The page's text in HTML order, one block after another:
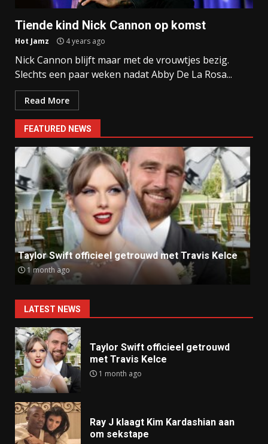
Tiende kind Nick Cannon op komst
Hot Jamz 4 years ago
Nick Cannon blijft maar met de vrouwtjes bezig.
Slechts een paar weken nadat Abby De La Rosa...
Read More
FEATURED NEWS
Ray J klaagt Kim Kardashian aan om sekstape
9 months ago
LATEST NEWS
Taylor Swift officieel getrouwd
met Travis Kelce
1 month ago
Ray J klaagt Kim Kardashian aan
om sekstape